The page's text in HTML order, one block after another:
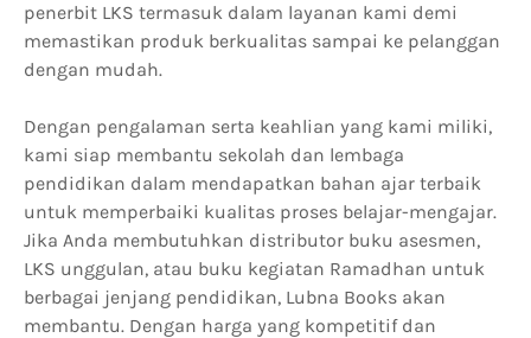
penerbit LKS termasuk dalam layanan kami demi
memastikan produk berkualitas sampai ke pelanggan
dengan mudah.
Dengan pengalaman serta keahlian yang kami miliki,
kami siap membantu sekolah dan lembaga
pendidikan dalam mendapatkan bahan ajar terbaik
untuk memperbaiki kualitas proses belajar-mengajar.
Jika Anda membutuhkan distributor buku asesmen,
LKS unggulan, atau buku kegiatan Ramadhan untuk
berbagai jenjang pendidikan, Lubna Books akan
membantu. Dengan harga yang kompetitif dan